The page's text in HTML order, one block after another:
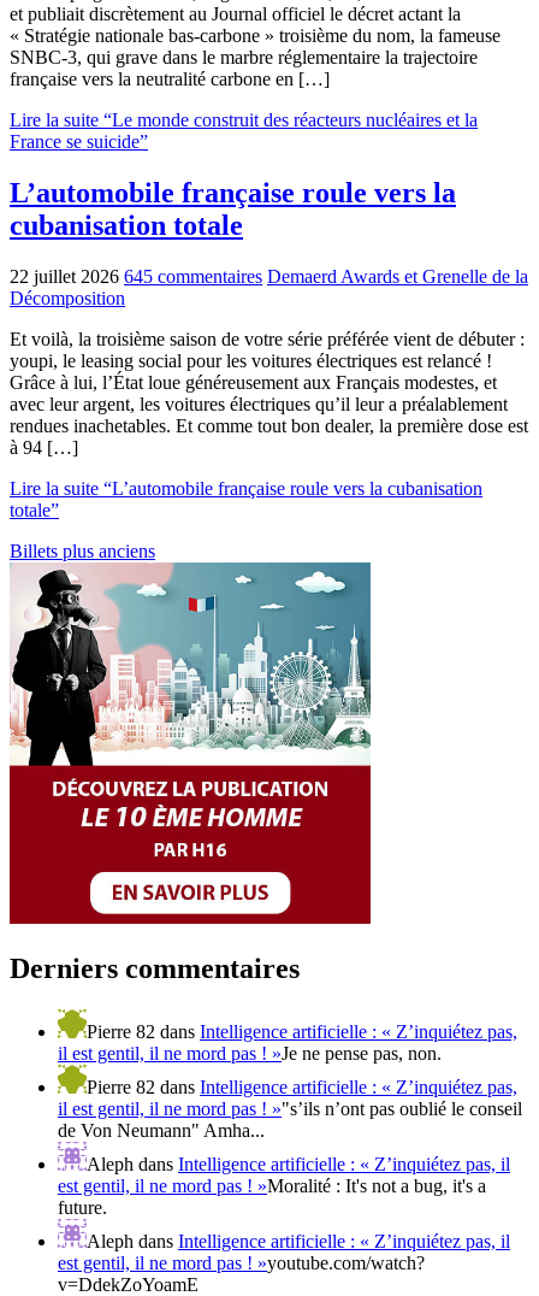
et publiait discrètement au Journal officiel le décret actant la
« Stratégie nationale bas-carbone » troisième du nom, la fameuse
SNBC-3, qui grave dans le marbre réglementaire la trajectoire
française vers la neutralité carbone en […]
Lire la suite “Le monde construit des réacteurs nucléaires et la
France se suicide”
L’automobile française roule vers la
cubanisation totale
22 juillet 2026 645 commentaires Demaerd Awards et Grenelle de la
Décomposition
Et voilà, la troisième saison de votre série préférée vient de débuter :
youpi, le leasing social pour les voitures électriques est relancé !
Grâce à lui, l’État loue généreusement aux Français modestes, et
avec leur argent, les voitures électriques qu’il leur a préalablement
rendues inachetables. Et comme tout bon dealer, la première dose est
à 94 […]
Lire la suite “L’automobile française roule vers la cubanisation
totale”
Billets plus anciens
Derniers commentaires
Pierre 82 dans Intelligence artificielle : « Z’inquiétez pas,
il est gentil, il ne mord pas ! »Je ne pense pas, non.
Pierre 82 dans Intelligence artificielle : « Z’inquiétez pas,
il est gentil, il ne mord pas ! »"s’ils n’ont pas oublié le conseil
de Von Neumann" Amha...
Aleph dans Intelligence artificielle : « Z’inquiétez pas, il
est gentil, il ne mord pas ! »Moralité : It's not a bug, it's a
future.
Aleph dans Intelligence artificielle : « Z’inquiétez pas, il
est gentil, il ne mord pas ! »youtube.com/watch?
v=DdekZoYoamE